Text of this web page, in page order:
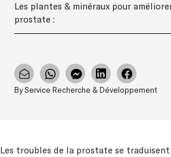
Les plantes & minéraux pour
prostate :
By Service Recherche & Développement
Les troubles de la prostate se traduisent